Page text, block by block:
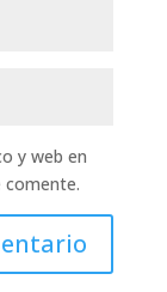
y web en
comente.